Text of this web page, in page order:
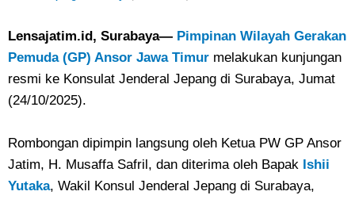
Lensajatim.id, Surabaya— Pimpinan Wilayah Gerakan
Pemuda (GP) Ansor Jawa Timur melakukan kunjungan
resmi ke Konsulat Jenderal Jepang di Surabaya, Jumat
(24/10/2025).
Rombongan dipimpin langsung oleh Ketua PW GP Ansor
Jatim, H. Musaffa Safril, dan diterima oleh Bapak Ishii
Yutaka, Wakil Konsul Jenderal Jepang di Surabaya,